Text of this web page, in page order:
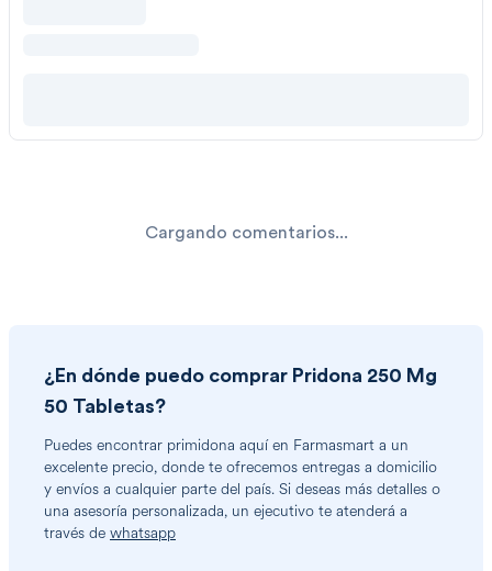
Cargando comentarios...
¿En dónde puedo comprar Pridona 250 Mg
50 Tabletas?
Puedes encontrar primidona aquí en Farmasmart a un
excelente precio, donde te ofrecemos entregas a domicilio
y envíos a cualquier parte del país. Si deseas más detalles o
una asesoría personalizada, un ejecutivo te atenderá a
través de whatsapp